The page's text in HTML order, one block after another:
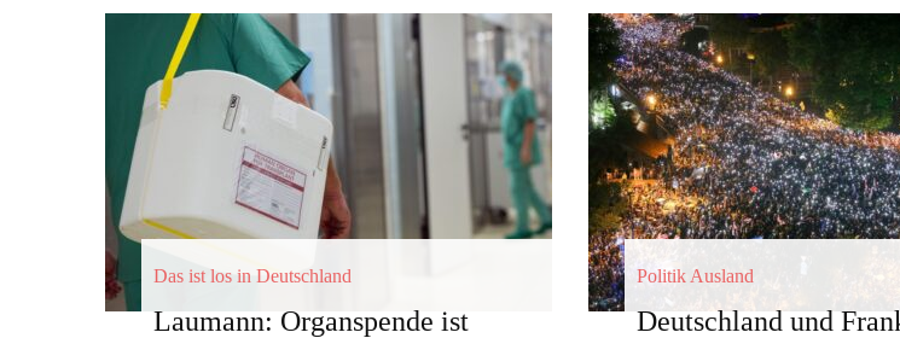
Das ist los in Deutschland
Laumann: Organspende ist
Politik Ausland
Deutschland und